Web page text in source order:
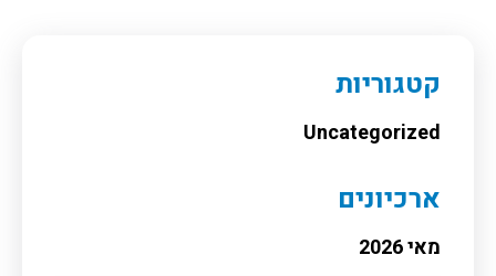
קטגוריות
Uncategorized
ארכיונים
מאי 2026